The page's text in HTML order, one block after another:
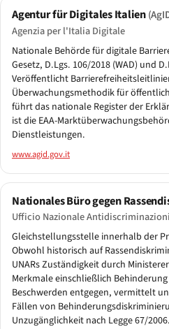
Agentur für Digitales Italien
Agenzia per l'Italia Digitale
Nationale Behörde für digitale
Gesetz, D.Lgs. 106/2018 (WAD) und
Veröffentlicht
Überwachungsmethodik für
führt das nationale Register der
ist die EAA-
Dienstleistungen.
www.agid.gov.it
Nationales Büro gegen
Ufficio Nazionale
Gleichstellungsstelle innerhalb der
Obwohl historisch auf
UNARs Zuständigkeit durch
Merkmale einschließlich
Beschwerden entgegen, vermittelt
Fällen von
Unzugänglichkeit nach Legge 67/2006.